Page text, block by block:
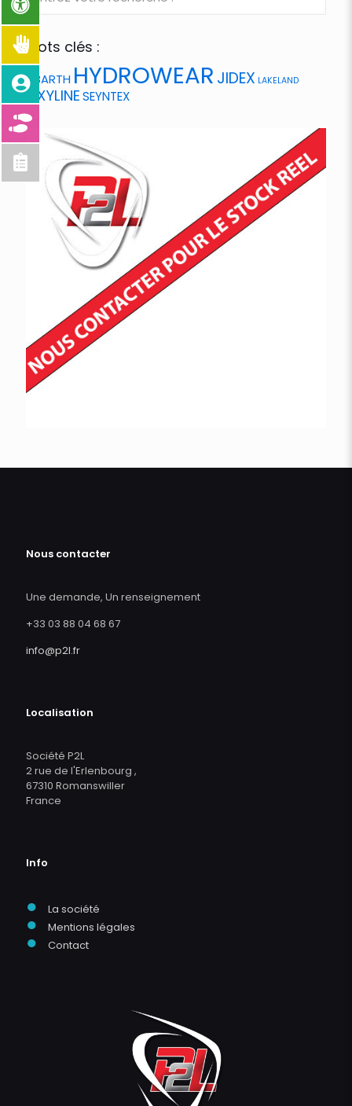
Mots clés :
ABARTH HYDROWEAR JIDEX LAKELAND
OXYLINESEYNTEX
Nous contacter
Une demande, Un renseignement
+33 03 88 04 68 67
info@p2l.fr
Localisation
Société P2L
2 rue de l'Erlenbourg ,
67310 Romanswiller
France
Info
● La société
● Mentions légales
● Contact